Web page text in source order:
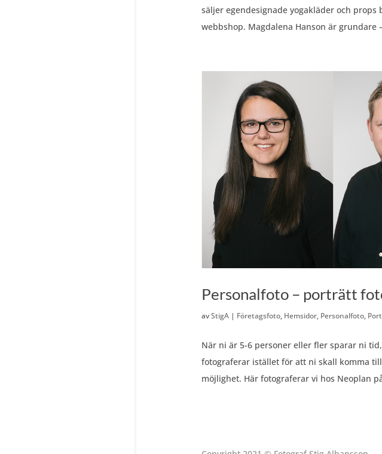
säljer egendesignade yogakläder och
webbshop. Magdalena Hanson är grundare
Personalfoto – porträtt
avStigA| Företagsfoto, Hemsidor, Personalfoto,
När ni är 5-6 personer eller fler sparar ni
fotograferar istället för att ni skall komma
möjlighet. Här fotograferar vi hos Neoplan